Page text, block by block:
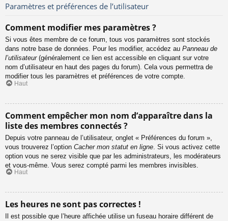
Paramètres et préférences de l’utilisateur
Comment modifier mes paramètres ?
Si vous êtes membre de ce forum, tous vos paramètres sont stockés
dans notre base de données. Pour les modifier, accédez au Panneau de
l’utilisateur(généralement ce lien est accessible en cliquant sur votre
nom d’utilisateur en haut des pages du forum). Cela vous permettra de
modifier tous les paramètres et préférences de votre compte.
Haut
Comment empêcher mon nom d’apparaître dans la
liste des membres connectés ?
Depuis votre panneau de l’utilisateur, onglet « Préférences du forum »,
vous trouverez l’option Cacher mon statut en ligne . Si vous activez cette
option vous ne serez visible que par les administrateurs, les modérateurs
et vous-même. Vous serez compté parmi les membres invisibles.
Haut
Les heures ne sont pas correctes !
Il est possible que l’heure affichée utilise un fuseau horaire différent de